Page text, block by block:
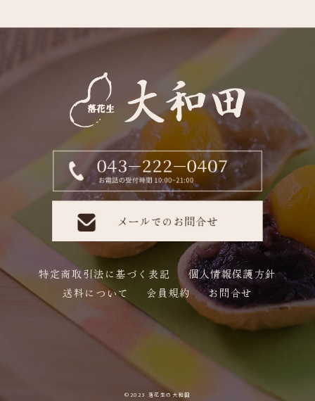
特定商取引法に基づく表記
個人情報保護方針
送料について
会員規約 お問合せ
©2023 落花生の大和田